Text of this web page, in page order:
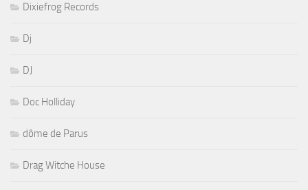
Dixiefrog Records
Dj
DJ
Doc Holliday
dôme de Parus
Drag Witche House